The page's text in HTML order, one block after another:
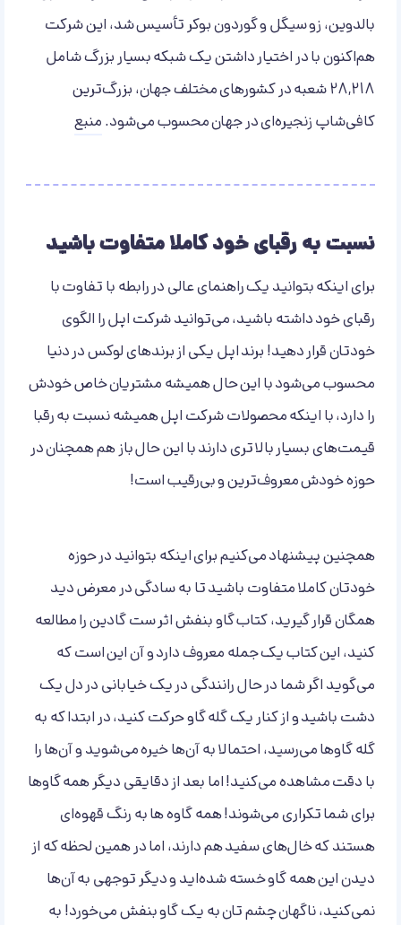
بالدوین، زو سیگل و گوردون بوکر تأسیس شد، این شرکت
هم‌اکنون با در اختیار داشتن یک شبکه بسیار بزرگ شامل
28,218 شعبه در کشورهای مختلف جهان، بزرگ‌ترین
کافی‌شاپ زنجیره‌ای در جهان محسوب می‌شود.منبع
نسبت به رقبای خود کاملا متفاوت باشید
برای اینکه بتوانید یک راهنمای عالی در رابطه با تفاوت با
رقبای خود داشته باشید، می‌توانید شرکت اپل را الگوی
خودتان قرار دهید! برند اپل یکی از برندهای لوکس در دنیا
محسوب می‌شود با این حال همیشه مشتریان خاص خودش
را دارد، با اینکه محصولات شرکت اپل همیشه نسبت به رقبا
قیمت‌های بسیار بالاتری دارند با این حال باز هم همچنان در
حوزه خودش معروف‌ترین و بی‌رقیب است!
همچنین پیشنهاد می‌کنیم برای اینکه بتوانید در حوزه
خودتان کاملا متفاوت باشید تا به سادگی در معرض دید
همگان قرار گیرید، کتاب گاو بنفش اثر ست گادین را مطالعه
کنید، این کتاب یک جمله معروف دارد و آن این است که
می‌گوید اگر شما در حال رانندگی در یک خیابانی در دل یک
دشت باشید و از کنار یک گله گاو حرکت کنید، در ابتدا که به
گله گاوها می‌رسید، احتمالا به آن‌ها خیره می‌شوید و آن‌ها را
با دقت مشاهده می‌کنید! اما بعد از دقایقی دیگر همه گاوها
برای شما تکراری می‌شوند! همه گاوه ها به رنگ قهوه‌ای
هستند که خال‌های سفید هم دارند، اما در همین لحظه که از
دیدن این همه گاو خسته شده‌اید و دیگر توجهی به آن‌ها
نمی‌کنید، ناگهان چشم تان به یک گاو بنفش می‌خورد! به